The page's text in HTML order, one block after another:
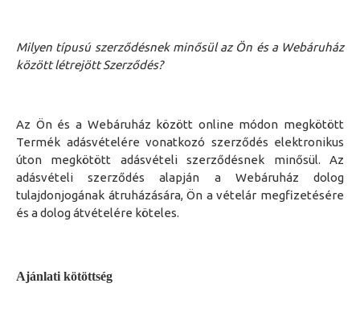
Milyen típusú szerződésnek minősül az Ön és a Webáruház
között létrejött Szerződés?
Az Ön és a Webáruház között online módon megkötött
Termék adásvételére vonatkozó szerződés elektronikus
úton megkötött adásvételiszerződésnek minősül. Az
adásvételi szerződés alapján a Webáruház dolog
tulajdonjogának átruházására,Ön a vételár megfizetésére
és a dolog átvételére köteles.
Ajánlati kötöttség